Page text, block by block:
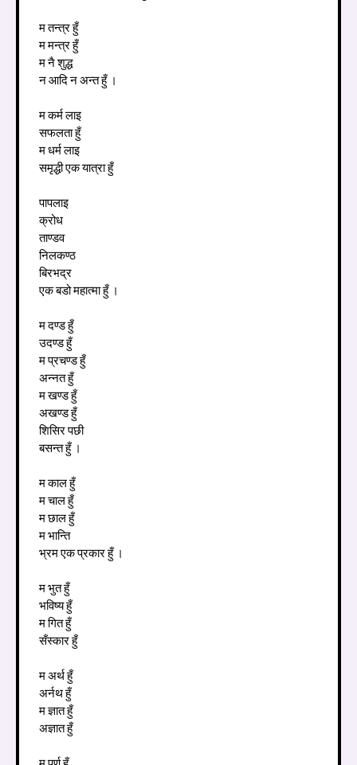
म तन्त्र हुँ
म मन्त्र हुँ
म नै शुद्ध
न आदि न अन्त हुँ ।
म कर्म लाइ
सफलता हुँ
म धर्म लाइ
समृद्धी एक यात्रा हुँ
पापलाइ
क्रोध
ताण्डव
निलकण्ठ
बिरभद्र
एक बडो महात्मा हुँ ।
म दण्ड हुँ
उदण्ड हुँ
म प्रचण्ड हुँ
अन्नत हुँ
म खण्ड हुँ
अखण्ड हुँ
शिसिर पछी
बसन्त हुँ ।
म काल हुँ
म चाल हुँ
म छाल हुँ
म भान्ति
भ्रम एक प्रकार हुँ ।
म भुत हुँ
भविष्य हुँ
म गित हुँ
सँस्कार हुँ
म अर्थ हुँ
अर्नथ हुँ
म ज्ञात हुँ
अज्ञात हुँ